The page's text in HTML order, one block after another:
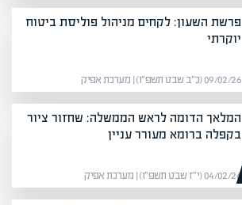
פרשת השעון: לקחים מניהול פוליסת ביטוח
יוקרתי
09/02/26 (כ״ב שבט תשפ״ו) | מערכת אפיק
המלאך הדומה לראש הממשלה: שחזור ציור
בקפלה ברומא מעורר עניין
04/02/26 (י״ז שבט תשפ״ו) | מערכת אפיק